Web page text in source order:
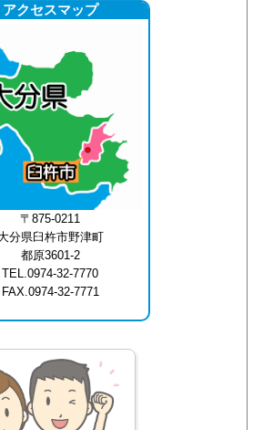
アクセスマップ
〒875-0211
分県臼杵市野津町
都原3601-2
TEL.0974-32-7770
FAX.0974-32-7771